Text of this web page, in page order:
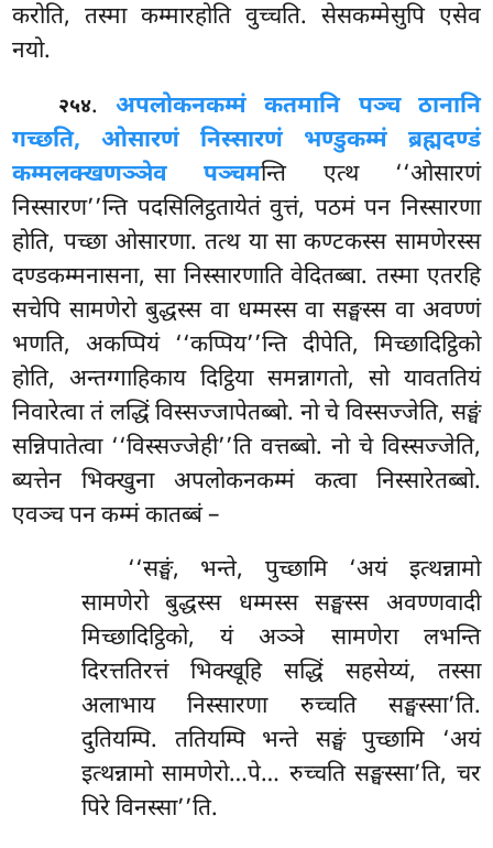
करोति, तस्मा कम्मारहोति वुच्चति. सेसकम्मेसुपि एसेव
नयो.
२५४.अपलोकनकम्मं कतमानि पञ्च ठानानि
गच्छति, ओसारणं निस्सारणं भण्डुकम्मं ब्रह्मदण्डं
कम्मलक्खणञ्ञेव पञ्चमन्ति एत्थ ‘‘ओसारणं
निस्सारण’’न्ति पदसिलिट्ठतायेतं वुत्तं, पठमं पन निस्सारणा
होति, पच्छा ओसारणा. तत्थ या सा कण्टकस्स सामणेरस्स
दण्डकम्मनासना, सा निस्सारणाति वेदितब्बा. तस्मा एतरहि
सचेपि सामणेरो बुद्धस्स वा धम्मस्स वा सङ्घस्स वा अवण्णं
भणति, अकप्पियं ‘‘कप्पिय’’न्ति दीपेति, मिच्छादिट्ठिको
होति, अन्तग्गाहिकाय दिट्ठिया समन्नागतो, सो यावततियं
निवारेत्वा तं लद्धिं विस्सज्जापेतब्बो. नो चे विस्सज्जेति, सङ्घं
सन्निपातेत्वा ‘‘विस्सज्जेही’’ति वत्तब्बो. नो चे विस्सज्जेति,
ब्यत्तेन भिक्खुना अपलोकनकम्मं कत्वा निस्सारेतब्बो.
एवञ्च पन कम्मं कातब्बं –
‘‘सङ्घं, भन्ते, पुच्छामि ‘अयं इत्थन्नामो
सामणेरो बुद्धस्स धम्मस्स सङ्घस्स अवण्णवादी
मिच्छादिट्ठिको, यं अञ्ञे सामणेरा लभन्ति
दिरत्ततिरत्तं भिक्खूहि सद्धिं सहसेय्यं, तस्सा
अलाभाय निस्सारणा रुच्चति सङ्घस्सा’ति.
दुतियम्पि. ततियम्पि भन्ते सङ्घं पुच्छामि ‘अयं
इत्थन्नामो सामणेरो…पे… रुच्चति सङ्घस्सा’ति, चर
पिरे विनस्सा’’ति.